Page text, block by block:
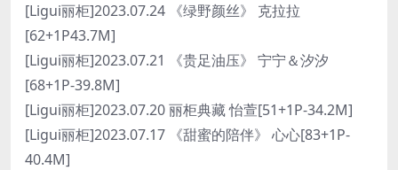
[Ligui丽柜]2023.07.24 《绿野颜丝》 克拉拉
[62+1P43.7M]
[Ligui丽柜]2023.07.21 《贵足油压》 宁宁＆汐汐
[68+1P-39.8M]
[Ligui丽柜]2023.07.20 丽柜典藏 怡萱[51+1P-34.2M]
[Ligui丽柜]2023.07.17 《甜蜜的陪伴》 心心[83+1P-
40.4M]